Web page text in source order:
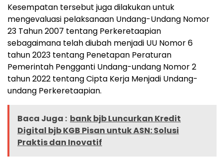
Kesempatan tersebut juga dilakukan untuk
mengevaluasi pelaksanaan Undang-Undang Nomor
23 Tahun 2007 tentang Perkeretaapian
sebagaimana telah diubah menjadi UU Nomor 6
tahun 2023 tentang Penetapan Peraturan
Pemerintah Pengganti Undang-undang Nomor 2
tahun 2022 tentang Cipta Kerja Menjadi Undang-
undang Perkeretaapian.
Baca Juga : bank bjb Luncurkan Kredit
Digital bjb KGB Pisan untuk ASN: Solusi
Praktis dan Inovatif